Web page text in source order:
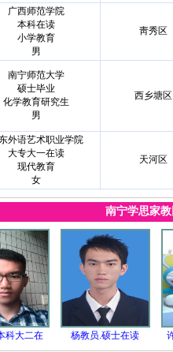
广西师范学院
本科在读
小学教育
男
靑秀区
南宁师范大学
硕士毕业
化学教育研究生
男
西乡塘区
外语艺术职业学院
大专大一在读
现代教育
女
天河区
南宁学思家
科大二在 杨教员.硕士在读